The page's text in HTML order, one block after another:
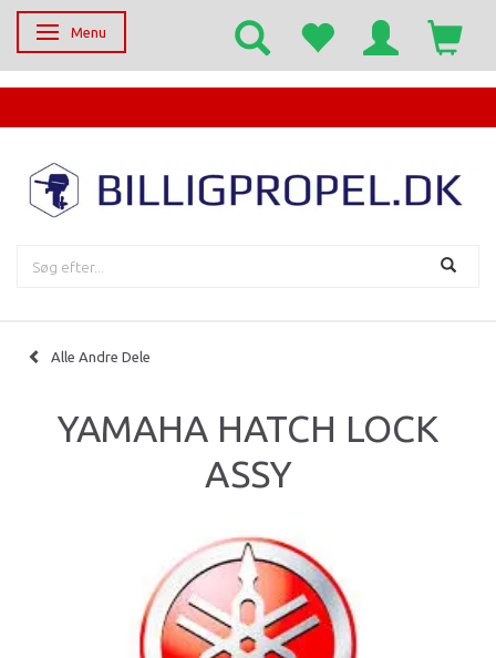
Skifte navigation
Menu
Alle Andre Dele
YAMAHA HATCH LOCK
ASSY